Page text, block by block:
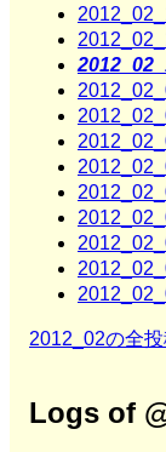
2012_02の全投
Logs of